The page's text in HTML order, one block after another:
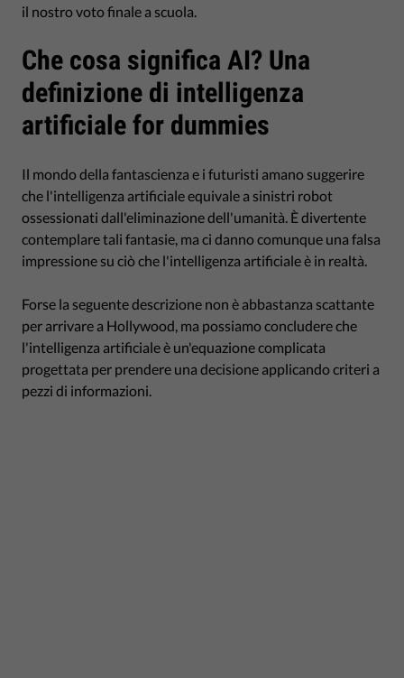
il nostro voto finale a scuola.
Che cosa significa AI? Una
definizione di intelligenza
artificiale for dummies
Il mondo della fantascienza e i futuristi amano suggerire
che l'intelligenza artificiale equivale a sinistri robot
ossessionati dall'eliminazione dell'umanità. È divertente
contemplare tali fantasie, ma ci danno comunque una falsa
impressione su ciò che l'intelligenza artificiale è in realtà.
Forse la seguente descrizione non è abbastanza scattante
per arrivare a Hollywood, ma possiamo concludere che
l'intelligenza artificiale è un'equazione complicata
progettata per prendere una decisione applicando criteri a
pezzi di informazioni.